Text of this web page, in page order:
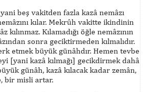
yani beş vakitden fazla kazâ nemâzı
kılar. Mekrûh vakitte ikindinin
kılınmaz. Kılamadığı öğle nemâzının
sonra geciktirmeden kılmalıdır.
etmek büyük günâhdır. Hemen tevbe
[yani kazâ kılmağı] gecikdirmek dahâ
günâh, kazâ kılacak kadar zemân,
bir misli artar.